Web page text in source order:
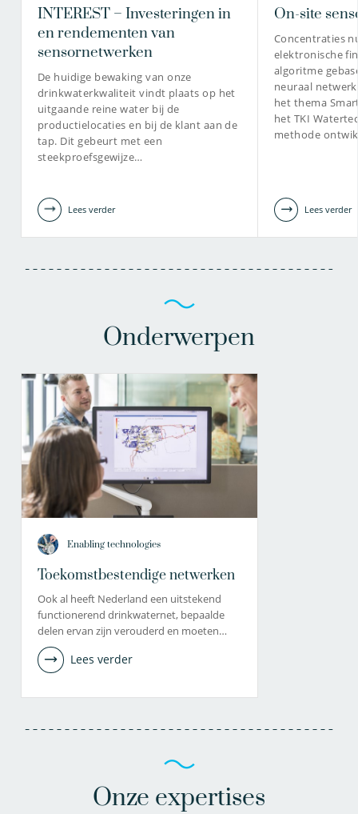
INTEREST – Investeringen in
en rendementen van
sensornetwerken
De huidige bewaking van onze
drinkwaterkwaliteit vindt plaats op het
uitgaande reine water bij de
productielocaties en bij de klant aan de
tap. Dit gebeurt met een
steekproefsgewijze…
Lees verder
On-site
Concentraties
elektronische
algoritme
neuraal
het thema
het TKI
methode
Lees verder
Onderwerpen
Enabling technologies
Toekomstbestendige netwerken
Ook al heeft Nederland een uitstekend
functionerend drinkwaternet, bepaalde
delen ervan zijn verouderd en moeten…
Lees verder
Onze expertises